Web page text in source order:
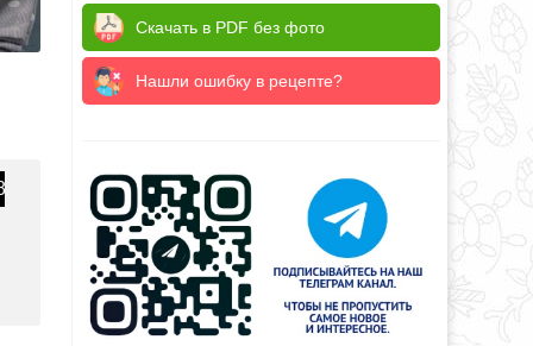
Скачать в PDF без фото
Нашли ошибку в рецепте?